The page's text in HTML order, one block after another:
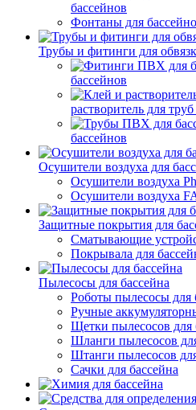
бассейнов
Фонтаны для
Трубы и фитинги для
бассейнов
растворитель для
бассейнов
Осушители воздуха для
Осушители воздуха
Осушители воздуха
Защитные покрытия для
Сматывающие
Покрывала для
Пылесосы для бассейна
Роботы пылесосы для
Ручные
Щетки пылесосов для
Шланги пылесосов
Штанги пылесосов
Сачки для бассейна